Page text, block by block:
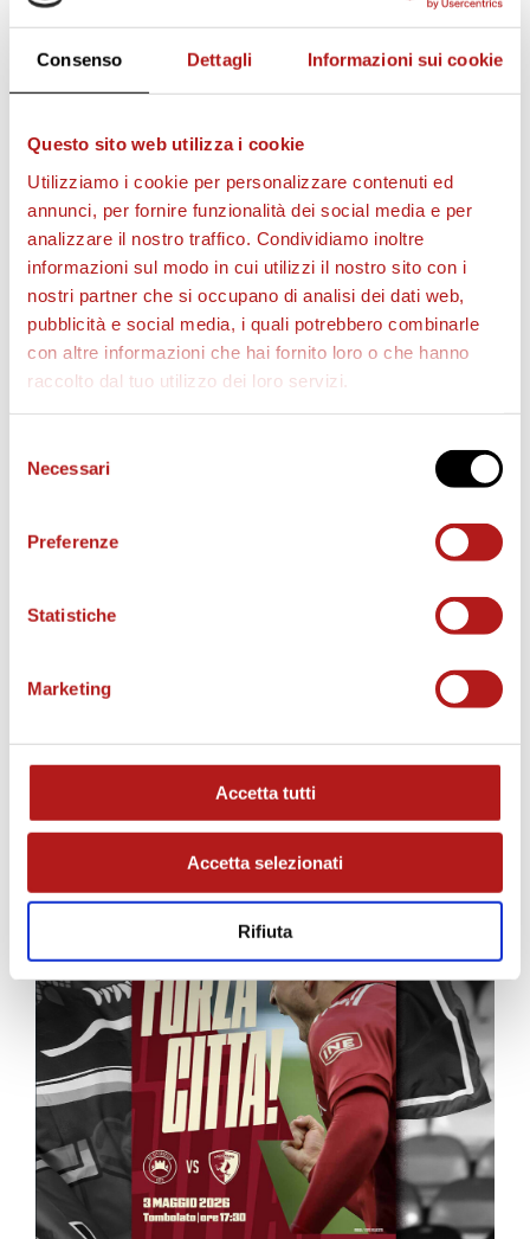
Consenso Dettagli Informazioni sui cookie
Questo sito web utilizza i cookie
Utilizziamo i cookie per personalizzare contenuti ed
annunci, per fornire funzionalità dei social media e per
analizzare il nostro traffico. Condividiamo inoltre
informazioni sul modo in cui utilizzi il nostro sito con i
nostri partner che si occupano di analisi dei dati web,
pubblicità e social media, i quali potrebbero combinarle
con altre informazioni che hai fornito loro o che hanno
raccolto dal tuo utilizzo dei loro servizi.
delNecessari
Preferenze
Statistiche
Marketing
Accetta tutti
Accetta selezionati
Rifiuta
BIGLIETTI
AS CITTADELLA STORE
MATCH PROGRAM